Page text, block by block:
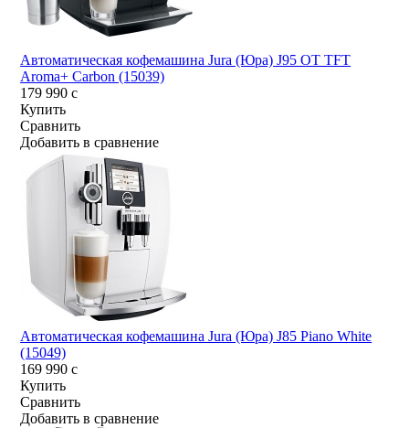
Автоматическая кофемашина Jura (Юра) J95 OT TFT
Aroma+ Carbon (15039)
179 990c
Купить
Сравнить
Добавить в сравнение
Автоматическая кофемашина Jura (Юра) J85 Piano White
(15049)
169 990c
Купить
Сравнить
Добавить в сравнение